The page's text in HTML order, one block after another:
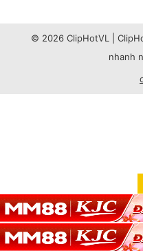
© 2026 ClipHotVL |
nhanh